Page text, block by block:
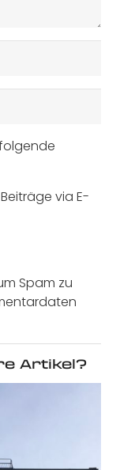
via E-
Spam zu
Artikel?